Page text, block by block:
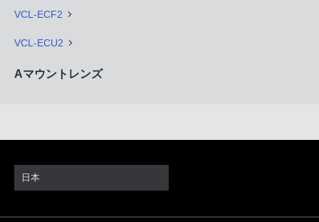
VCL-ECF2
VCL-ECU2
Aマウントレンズ
日本